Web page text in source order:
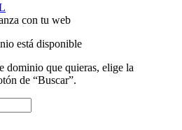
con tu web
está disponible
dominio que quieras, elige la
de “Buscar”.